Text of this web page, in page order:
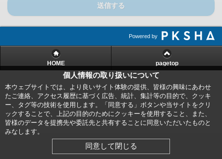
個人情報の取り扱いについて
本ウェブサイトでは、より良いサイト体験の提供、皆様の興味にあわせ
たご連絡、アクセス履歴に基づく広告、統計、集計等の目的で、クッキ
ー、タグ等の技術を使用します。「同意する」ボタンや当サイトをクリ
ックすることで、上記の目的のためにクッキーを使用すること、また、
皆様のデータを提携先や委託先と共有することに同意いただいたものと
みなします。
同意して閉じる
送信する
Powered by
HOME pagetop